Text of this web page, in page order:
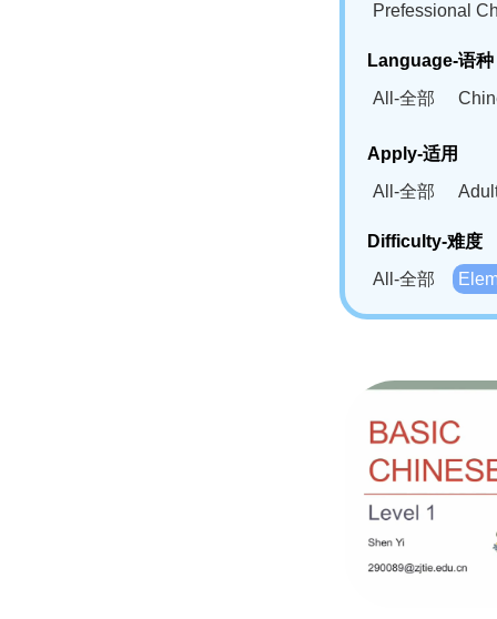
Prefessional
Language-语种
All-全部
Bahasa
Swahili(SW)-
Apply-适用
All-全部
Difficulty-难度
All-全部